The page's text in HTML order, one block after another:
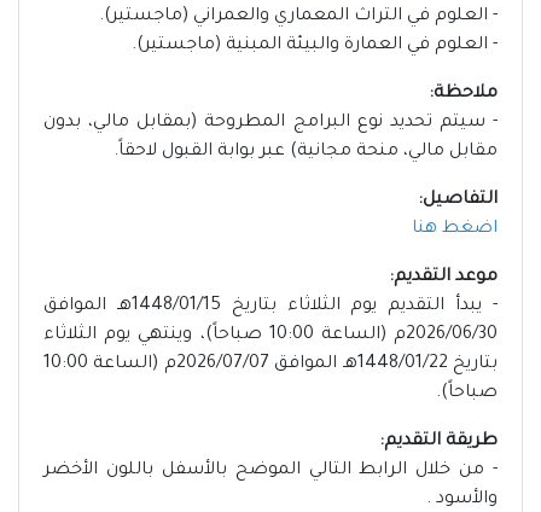
- العلوم في التراث المعماري والعمراني (ماجستير).
- العلوم في العمارة والبيئة المبنية (ماجستير).
ملاحظة:
- سيتم تحديد نوع البرامج المطروحة (بمقابل مالي، بدون
مقابل مالي، منحة مجانية) عبر بوابة القبول لاحقاً.
التفاصيل:
اضغط هنا
موعد التقديم:
- يبدأ التقديم يوم الثلاثاء بتاريخ 1448/01/15هـ الموافق
2026/06/30م (الساعة 10:00 صباحاً)، وينتهي يوم الثلاثاء
بتاريخ 1448/01/22هـ الموافق 2026/07/07م (الساعة 10:00
صباحاً).
طريقة التقديم:
- من خلال الرابط التالي الموضح بالأسفل باللون الأخضر
والأسود .